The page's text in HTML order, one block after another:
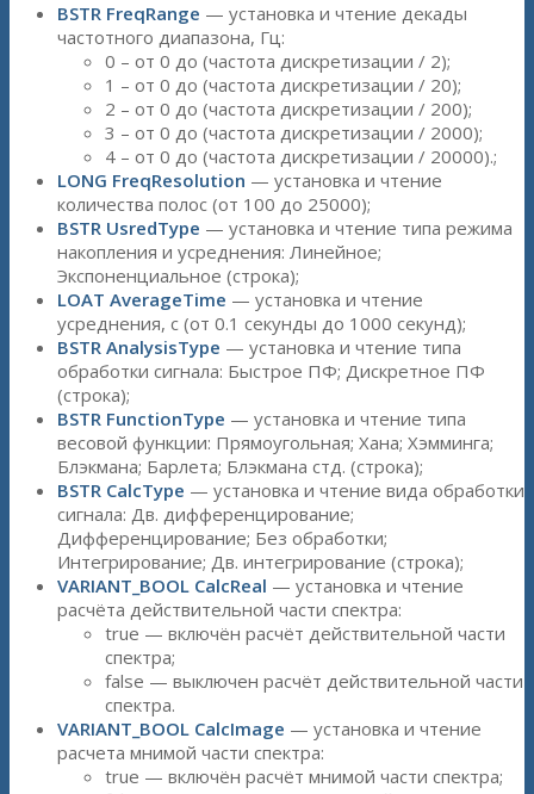
BSTR FreqRange — установка и чтение декады
частотного диапазона, Гц:
0 – от 0 до (частота дискретизации / 2);
1 – от 0 до (частота дискретизации / 20);
2 – от 0 до (частота дискретизации / 200);
3 – от 0 до (частота дискретизации / 2000);
4 – от 0 до (частота дискретизации / 20000).;
LONG FreqResolution — установка и чтение
количества полос (от 100 до 25000);
BSTR UsredType — установка и чтение типа режима
накопления и усреднения: Линейное;
Экспоненциальное (строка);
LOAT AverageTime — установка и чтение
усреднения, с (от 0.1 секунды до 1000 секунд);
BSTR AnalysisType — установка и чтение типа
обработки сигнала: Быстрое ПФ; Дискретное ПФ
(строка);
BSTR FunctionType — установка и чтение типа
весовой функции: Прямоугольная; Хана; Хэмминга;
Блэкмана; Барлета; Блэкмана стд. (строка);
BSTR CalcType — установка и чтение вида обработки
сигнала: Дв. дифференцирование;
Дифференцирование; Без обработки;
Интегрирование; Дв. интегрирование (строка);
VARIANT_BOOL CalcReal — установка и чтение
расчёта действительной части спектра:
true — включён расчёт действительной части
спектра;
false — выключен расчёт действительной части
спектра.
VARIANT_BOOL CalcImage — установка и чтение
расчета мнимой части спектра:
true — включён расчёт мнимой части спектра;